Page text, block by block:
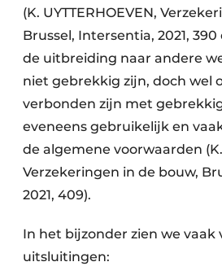
(K. UYTTERHOEVEN,
Brussel, Intersentia, 2021,
de uitbreiding naar andere
niet gebrekkig zijn, doch wel
verbonden zijn met
eveneens gebruikelijk en
de algemene voorwaarden (K.
Verzekeringen in de bouw,
2021, 409).
In het bijzonder zien we vaak
uitsluitingen: